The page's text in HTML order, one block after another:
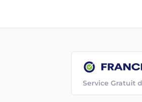
Service Gratuit